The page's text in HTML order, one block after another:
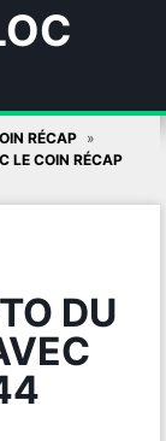
RÉCAP
LE COIN RÉCAP
DU